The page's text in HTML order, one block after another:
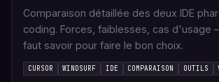
Comparaison détaillée des deux IDE
coding. Forces, faiblesses, cas d'usage
faut savoir pour faire le bon choix.
CURSOR WINDSURF IDE COMPARAISON OUTILS